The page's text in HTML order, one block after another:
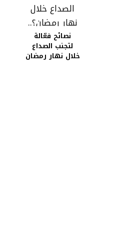
نصائح فعّالة
لتجنب الصداع
خلال نهار رمضان